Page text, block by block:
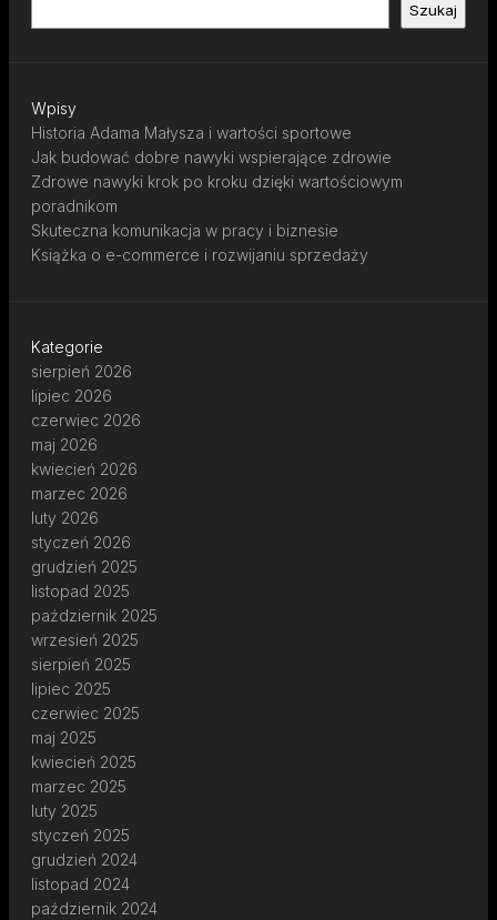
Szukaj
Wpisy
Historia Adama Małysza i wartości sportowe
Jak budować dobre nawyki wspierające zdrowie
Zdrowe nawyki krok po kroku dzięki wartościowym
poradnikom
Skuteczna komunikacja w pracy i biznesie
Książka o e-commerce i rozwijaniu sprzedaży
Kategorie
sierpień 2026
lipiec 2026
czerwiec 2026
maj 2026
kwiecień 2026
marzec 2026
luty 2026
styczeń 2026
grudzień 2025
listopad 2025
październik 2025
wrzesień 2025
sierpień 2025
lipiec 2025
czerwiec 2025
maj 2025
kwiecień 2025
marzec 2025
luty 2025
styczeń 2025
grudzień 2024
listopad 2024
październik 2024